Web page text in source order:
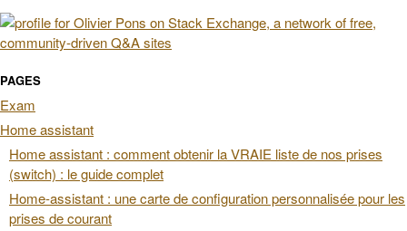
PAGES
Exam
Home assistant
Home assistant : comment obtenir la VRAIE liste de nos prises
(switch) : le guide complet
Home-assistant : une carte de configuration personnalisée pour les
prises de courant